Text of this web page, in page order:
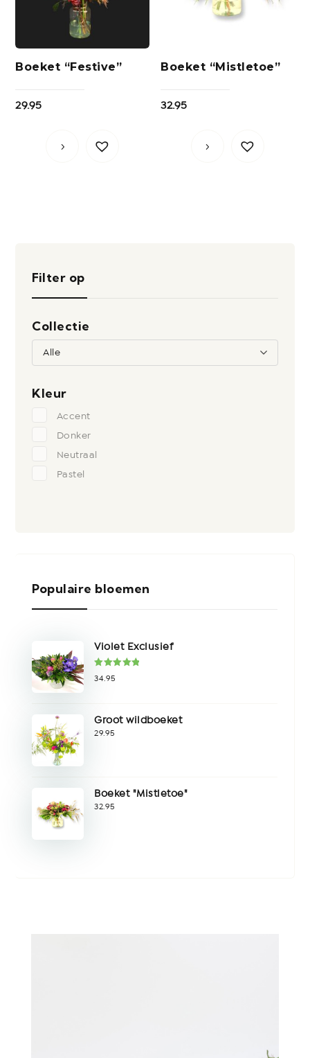
Boeket “Festive”
29.95
Boeket “Mistletoe”
32.95
Filter op
Collectie
Alle
Kleur
Accent
Donker
Neutraal
Pastel
Populaire bloemen
Violet Exclusief
Gewaardeer
d5.00
34.95
Groot wildboeket
29.95
Boeket "Mistletoe"
32.95